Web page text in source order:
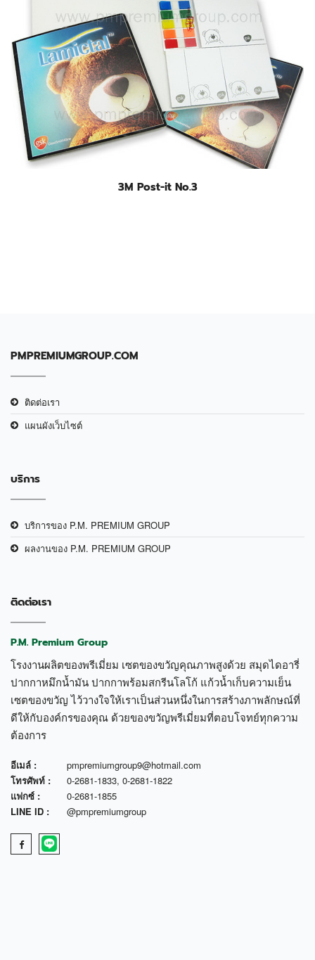
3M Post-it No.3
PMPREMIUMGROUP.COM
ติดต่อเรา
แผนผังเว็บไซต์
บริการ
บริการของ P.M. PREMIUM GROUP
ผลงานของ P.M. PREMIUM GROUP
ติดต่อเรา
P.M. Premium Group
โรงงานผลิตของพรีเมี่ยม เซตของขวัญคุณภาพสูงด้วย สมุดไดอารี่
ปากกาหมึกน้ำมัน ปากกาพร้อมสกรีนโลโก้ แก้วน้ำเก็บความเย็น
เซตของขวัญ ไว้วางใจให้เราเป็นส่วนหนึ่งในการสร้างภาพลักษณ์ที่
ดีให้กับองค์กรของคุณ ด้วยของขวัญพรีเมี่ยมที่ตอบโจทย์ทุกความ
ต้องการ
อีเมล์ :
pmpremiumgroup9@hotmail.com
โทรศัพท์ :
0-2681-1833, 0-2681-1822
แฟกซ์ :
0-2681-1855
LINE ID :
@pmpremiumgroup